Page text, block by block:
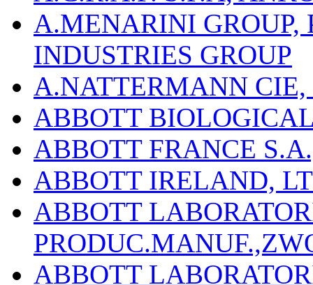
A.MENARINI
INDUSTRIES GROUP
A.NATTERMANN
ABBOTT
ABBOTT FRANCE
ABBOTT IRELAND,
ABBOTT
ABBOTT